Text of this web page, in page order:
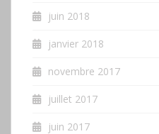
juin 2018
janvier 2018
novembre 2017
juillet 2017
juin 2017